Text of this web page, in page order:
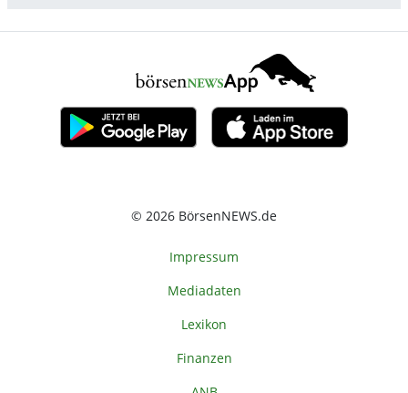
© 2026 BörsenNEWS.de
Impressum
Mediadaten
Lexikon
Finanzen